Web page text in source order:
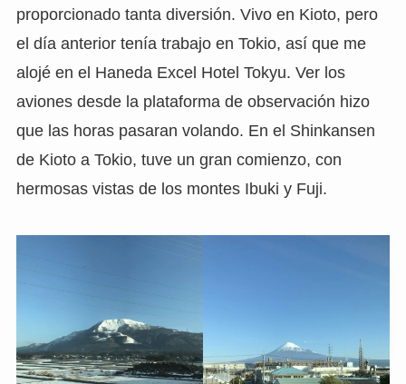
proporcionado tanta diversión. Vivo en Kioto, pero
el día anterior tenía trabajo en Tokio, así que me
alojé en el Haneda Excel Hotel Tokyu. Ver los
aviones desde la plataforma de observación hizo
que las horas pasaran volando. En el Shinkansen
de Kioto a Tokio, tuve un gran comienzo, con
hermosas vistas de los montes Ibuki y Fuji.